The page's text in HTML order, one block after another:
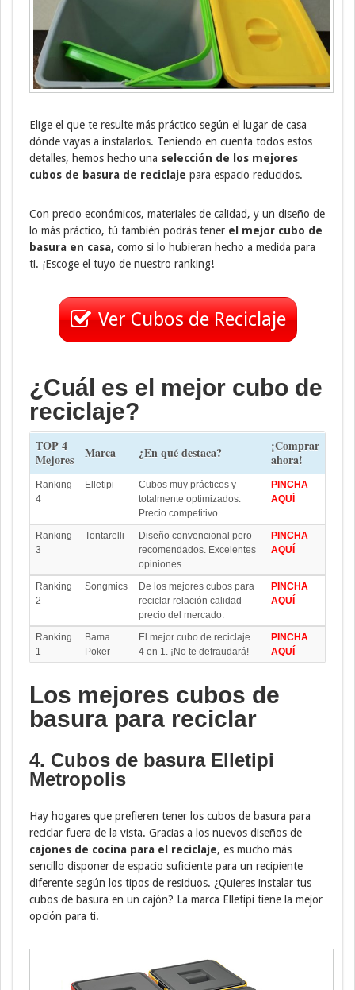
Elige el que te resulte más práctico según el lugar de casa
dónde vayas a instalarlos. Teniendo en cuenta todos estos
detalles, hemos hecho una selección de los mejores
cubos de basura de reciclaje para espacio reducidos.
Con precio económicos, materiales de calidad, y un diseño de
lo más práctico, tú también podrás tener el mejor cubo de
basura en casa, como si lo hubieran hecho a medida para
ti. ¡Escoge el tuyo de nuestro ranking!
Ver Cubos de Reciclaje
¿Cuál es el mejor cubo de
reciclaje?
TOP 4
Mejores
Marca ¿En qué destaca?
¡Comprar
ahora!
Ranking
4
Elletipi
Cubos muy prácticos y
totalmente optimizados.
Precio competitivo.
PINCHA
AQUÍ
Ranking
3
Tontarelli
Diseño convencional pero
recomendados. Excelentes
opiniones.
PINCHA
AQUÍ
Ranking
2
Songmics
De los mejores cubos para
reciclar relación calidad
precio del mercado.
PINCHA
AQUÍ
Ranking
1
Bama
Poker
El mejor cubo de reciclaje.
4 en 1. ¡No te defraudará!
PINCHA
AQUÍ
Los mejores cubos de
basura para reciclar
4. Cubos de basura Elletipi
Metropolis
Hay hogares que prefieren tener los cubos de basura para
reciclar fuera de la vista. Gracias a los nuevos diseños de
cajones de cocina para el reciclaje, es mucho más
sencillo disponer de espacio suficiente para un recipiente
diferente según los tipos de residuos. ¿Quieres instalar tus
cubos de basura en un cajón? La marca Elletipi tiene la mejor
opción para ti.